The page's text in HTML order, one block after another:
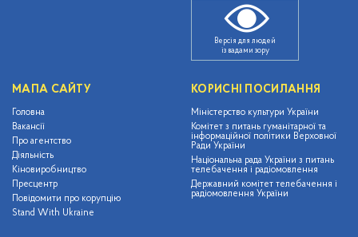
Версія для людей
із вадами зору
МАПА САЙТУ
Головна
Вакансії
Про агентство
Діяльність
Кіновиробництво
Пресцентр
Повідомити про корупцію
Stand With Ukraine
КОРИСНІ ПОСИЛАННЯ
Міністерство культури України
Комітет з питань гуманітарної та
інформаційної політики Верховної
Ради України
Національна рада України з питань
телебачення і радіомовлення
Державний комітет телебачення і
радіомовлення України